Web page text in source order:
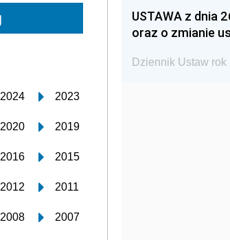
2024 2023
2020 2019
2016 2015
2012 2011
2008 2007
USTAWA z dnia
oraz o zmianie
Dziennik Ustaw